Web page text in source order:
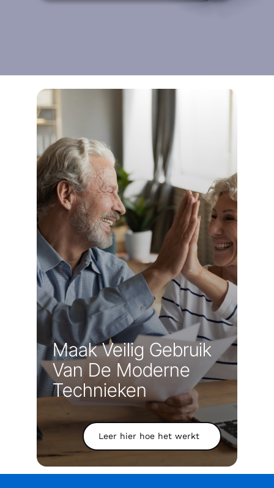
Begin nú je Memon
experience
Maak Veilig Gebruik
Van De Moderne
Technieken
Leer hier hoe het werkt